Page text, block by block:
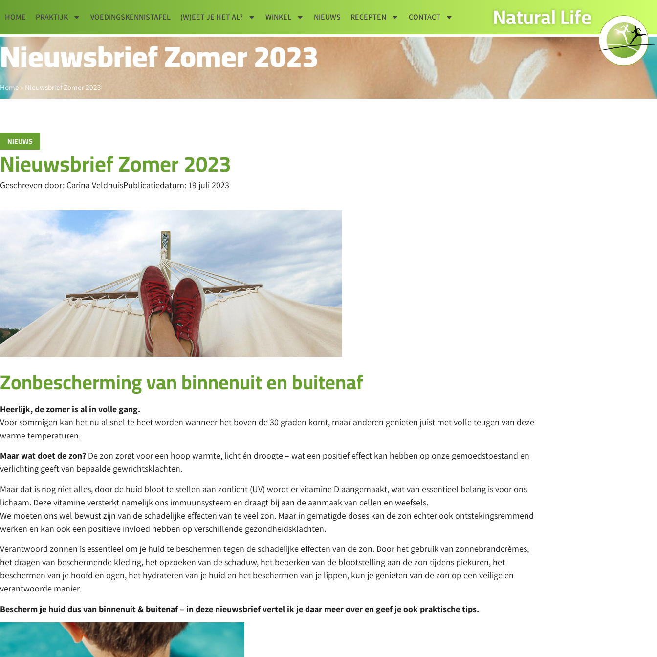
HOME PRAKTIJK VOEDINGSKENNISTAFEL (W)EET JE HET AL? WINKEL NIEUWS RECEPTEN CONTACT Natural Life
Nieuwsbrief Zomer 2023
Home » Nieuwsbrief Zomer 2023
NIEUWS
Nieuwsbrief Zomer 2023
Geschreven door: Carina VeldhuisPublicatiedatum: 19 juli 2023
Zonbescherming van binnenuit en buitenaf
Heerlijk, de zomer is al in volle gang.
Voor sommigen kan het nu al snel te heet worden wanneer het boven de 30 graden komt, maar anderen genieten juist met volle teugen van deze
warme temperaturen.
Maar wat doet de zon? De zon zorgt voor een hoop warmte, licht én droogte – wat een positief effect kan hebben op onze gemoedstoestand en
verlichting geeft van bepaalde gewrichtsklachten.
Maar dat is nog niet alles, door de huid bloot te stellen aan zonlicht (UV) wordt er vitamine D aangemaakt, wat van essentieel belang is voor ons
lichaam. Deze vitamine versterkt namelijk ons immuunsysteem en draagt bij aan de aanmaak van cellen en weefsels.
We moeten ons wel bewust zijn van de schadelijke effecten van te veel zon. Maar in gematigde doses kan de zon echter ook ontstekingsremmend
werken en kan ook een positieve invloed hebben op verschillende gezondheidsklachten.
Verantwoord zonnen is essentieel om je huid te beschermen tegen de schadelijke effecten van de zon. Door het gebruik van zonnebrandcrèmes,
het dragen van beschermende kleding, het opzoeken van de schaduw, het beperken van de blootstelling aan de zon tijdens piekuren, het
beschermen van je hoofd en ogen, het hydrateren van je huid en het beschermen van je lippen, kun je genieten van de zon op een veilige en
verantwoorde manier.
Bescherm je huid dus van binnenuit & buitenaf – in deze nieuwsbrief vertel ik je daar meer over en geef je ook praktische tips.